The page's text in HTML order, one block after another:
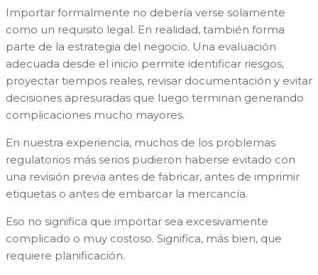
Importar formalmente no debería verse solamente
como un requisito legal. En realidad, también forma
parte de la estrategia del negocio. Una evaluación
adecuada desde el inicio permite identificar riesgos,
proyectar tiempos reales, revisar documentación y evitar
decisiones apresuradas que luego terminan generando
complicaciones mucho mayores.
En nuestra experiencia, muchos de los problemas
regulatorios más serios pudieron haberse evitado con
una revisión previa antes de fabricar, antes de imprimir
etiquetas o antes de embarcar la mercancía.
Eso no significa que importar sea excesivamente
complicado o muy costoso. Significa, más bien, que
requiere planificación.